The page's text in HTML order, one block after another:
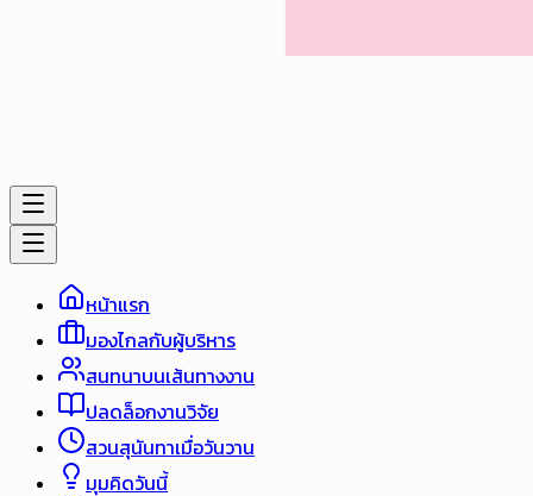
หน้าแรก
มองไกลกับผู้บริหาร
สนทนาบนเส้นทางงาน
ปลดล็อกงานวิจัย
สวนสุนันทาเมื่อวันวาน
มุมคิดวันนี้